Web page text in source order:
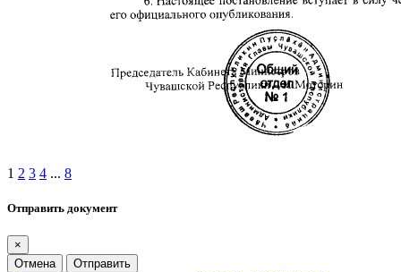
1 2 3 4 ... 8
Отправить документ
×
Отмена
Отправить